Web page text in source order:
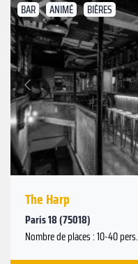
BAR ANIMÉ BIÈRES
Précédent
The Harp
Paris 18 (75018)
Nombre de places : 10-40 pers.